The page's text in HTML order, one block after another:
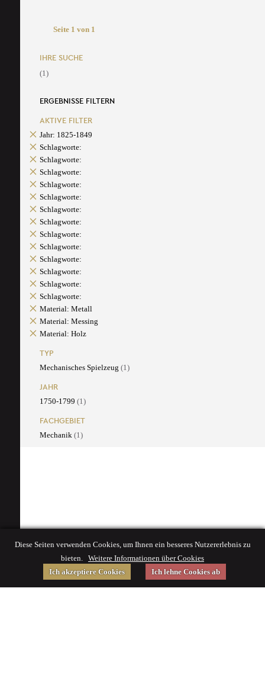
Seite 1 von 1
IHRE SUCHE
(1)
ERGEBNISSE FILTERN
AKTIVE FILTER
Jahr: 1825-1849
Schlagworte:
Schlagworte:
Schlagworte:
Schlagworte:
Schlagworte:
Schlagworte:
Schlagworte:
Schlagworte:
Schlagworte:
Schlagworte:
Schlagworte:
Schlagworte:
Schlagworte:
Material: Metall
Material: Messing
Material: Holz
TYP
Mechanisches Spielzeug (1)
JAHR
1750-1799 (1)
FACHGEBIET
Mechanik (1)
Diese Seiten verwenden Cookies, um Ihnen ein besseres Nutzererlebnis zu
bieten. Weitere Informationen über Cookies
Ich akzeptiere Cookies
Ich lehne Cookies ab